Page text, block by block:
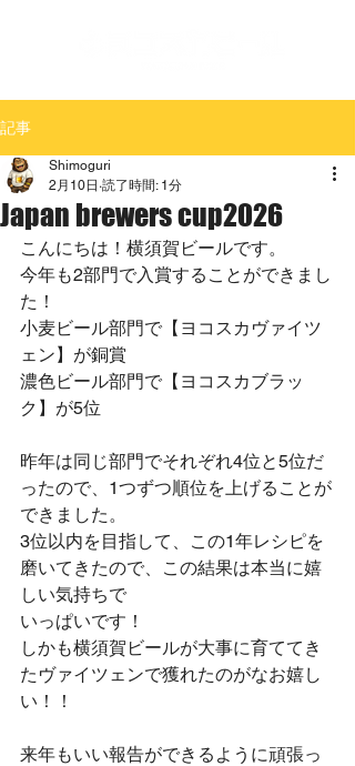
記事
Japan brewers cup2026
Shimoguri
2月10日 読了時間: 1分
こんにちは！横須賀ビールです。
今年も2部門で入賞することができまし
た！
小麦ビール部門で【ヨコスカヴァイツ
ェン】が銅賞
濃色ビール部門で【ヨコスカブラッ
ク】が5位
昨年は同じ部門でそれぞれ4位と5位だ
ったので、1つずつ順位を上げることが
できました。
3位以内を目指して、この1年レシピを
磨いてきたので、この結果は本当に嬉
しい気持ちで
いっぱいです！
しかも横須賀ビールが大事に育ててき
たヴァイツェンで獲れたのがなお嬉し
い！！
来年もいい報告ができるように頑張っ